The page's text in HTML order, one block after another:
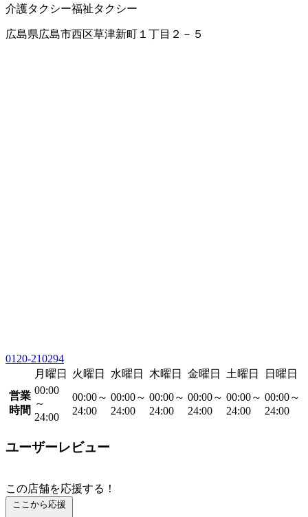
介護タクシー福祉タクシー
広島県広島市西区草津新町１丁目２－５
0120-210294
月曜日
火曜日 水曜日 木曜日 金曜日 土曜日
日曜日
営業
時間
00:00
～
24:00
00:00～
24:00
00:00～
24:00
00:00～
24:00
00:00～
24:00
00:00～
24:00
00:00～
24:00
ユーザーレビュー
この店舗を応援する！
ここから応援